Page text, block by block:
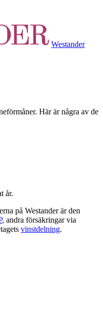
Westander
Här är några av de
år.
på Westander är den
, andra försäkringar via
vinstdelning.